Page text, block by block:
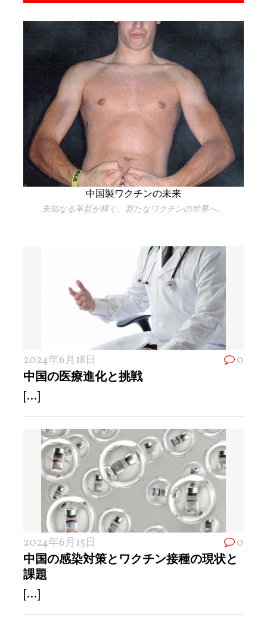
中国製ワクチンの未来
未知なる革新が輝く、新たなワクチンの世界へ。
2024年6月18日 0
中国の医療進化と挑戦
[...]
2024年6月15日 0
中国の感染対策とワクチン接種の現状と
課題
[...]